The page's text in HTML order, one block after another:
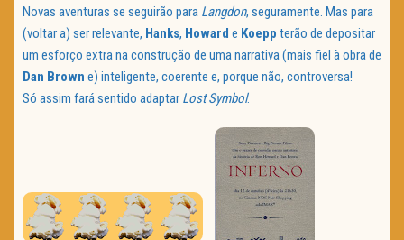
Novas aventuras se seguirão para Langdon, seguramente. Mas para
(voltar a) ser relevante, Hanks, Howard e Koepp terão de depositar
um esforço extra na construção de uma narrativa (mais fiel à obra de
Dan Brown e) inteligente, coerente e, porque não, controversa!
Só assim fará sentido adaptar Lost Symbol.